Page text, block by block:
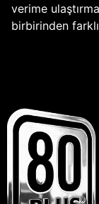
verime
birbirinden